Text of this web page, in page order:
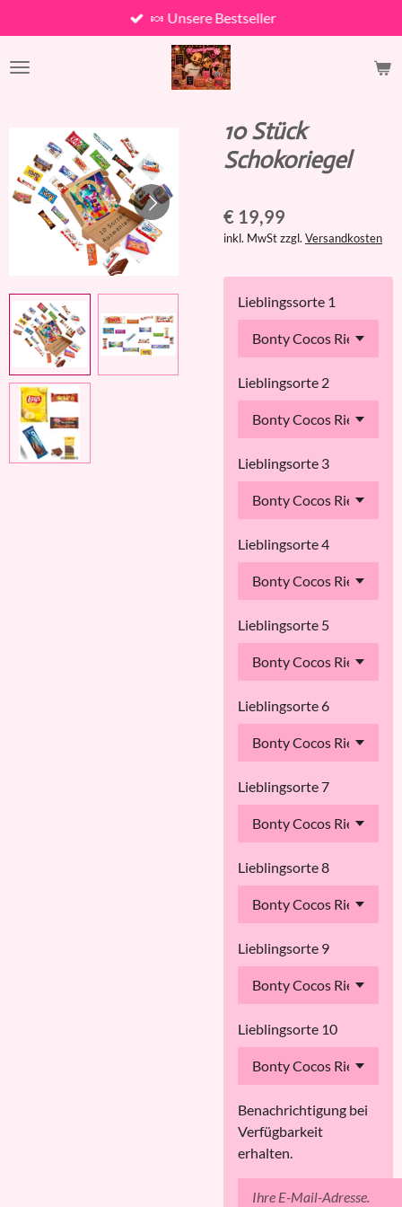
Hauptinhalt
springen
🍬 Unsere Bestseller
10 Stück
Schokoriegel
€ 19,99
inkl. MwSt zzgl. Versandkosten
Lieblingssorte 1
Lieblingsorte 2
Lieblingsorte 3
Lieblingsorte 4
Lieblingsorte 5
Lieblingsorte 6
Lieblingsorte 7
Lieblingsorte 8
Lieblingsorte 9
Lieblingsorte 10
Benachrichtigung bei
Verfügbarkeit
erhalten.